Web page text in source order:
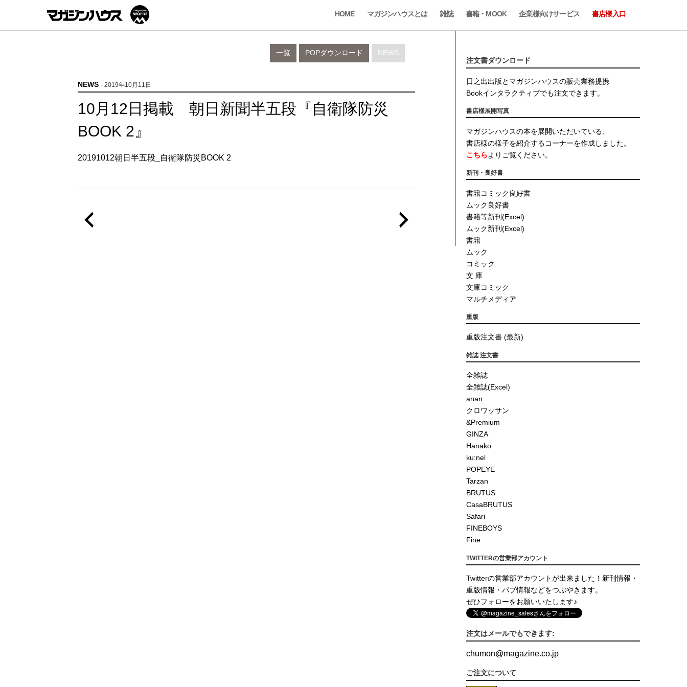
HOME マガジンハウスとは 雑誌 書籍・MOOK 企業様向けサービス 書店様入口
NEWS
POPダウンロード
一覧
NEWS - 2019年10月11日
10月12日掲載 朝日新聞半五段『自衛隊防災
BOOK 2』
20191012朝日半五段_自衛隊防災BOOK 2
注文書ダウンロード
日之出出版とマガジンハウスの販売業務提携
Bookインタラクティブでも注文できます。
書店様展開写真
マガジンハウスの本を展開いただいている、
書店様の様子を紹介するコーナーを作成しました。
こちらよりご覧ください。
新刊・良好書
書籍コミック良好書
ムック良好書
書籍等新刊(Excel)
ムック新刊(Excel)
書籍
ムック
コミック
文 庫
文庫コミック
マルチメディア
重版
重版注文書 (最新)
雑誌 注文書
全雑誌
全雑誌(Excel)
anan
クロワッサン
&Premium
GINZA
Hanako
ku:nel
POPEYE
Tarzan
BRUTUS
CasaBRUTUS
Safari
FINEBOYS
Fine
TWITTERの営業部アカウント
Twitterの営業部アカウントが出来ました！新刊情報・
重版情報・パブ情報などをつぶやきます。
ぜひフォローをお願いいたします♪
注文はメールでもできます:
chumon@magazine.co.jp
ご注文について